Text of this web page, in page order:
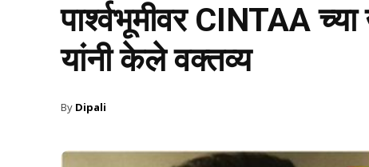
पार्श्वभूमीवर CINTAA च्या
यांनी केले वक्तव्य
By Dipali